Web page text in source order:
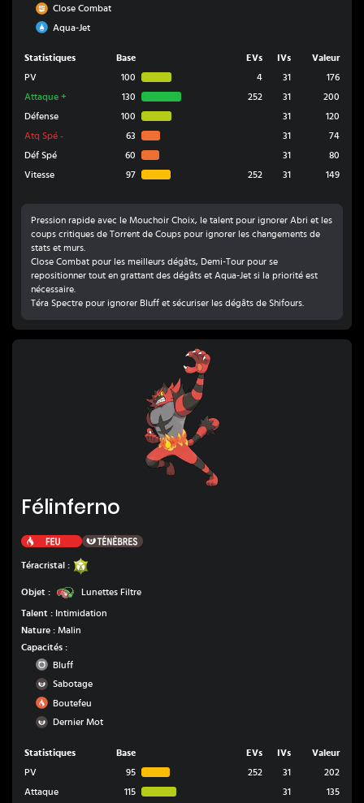
Combat
Close Combat
Eau
Aqua-Jet
Statistiques Base EVs IVs
Valeur
PV
100 4 31
176
Attaque + 130 252 31
200
Défense
100 31
120
Atq Spé - 63 31
74
Déf Spé
60 31
80
Vitesse
97 252 31 149
Pression rapide avec le Mouchoir Choix, le talent pour ignorer Abri et les
coups critiques de Torrent de Coups pour ignorer les changements de
stats et murs.
Close Combat pour les meilleurs dégâts, Demi-Tour pour se
repositionner tout en grattant des dégâts et Aqua-Jet si la priorité est
nécessaire.
Téra Spectre pour ignorer Bluff et sécuriser les dégâts de Shifours.
Félinferno
Feu Ténèbres
Téracristal :
Objet : Lunettes Filtre
Talent : Intimidation
Nature : Malin
Capacités :
Normal
Bluff
Ténèbres
Sabotage
Feu
Boutefeu
Ténèbres
Dernier Mot
Statistiques Base EVs IVs
Valeur
PV
95 252 31
202
Attaque
115 31
135